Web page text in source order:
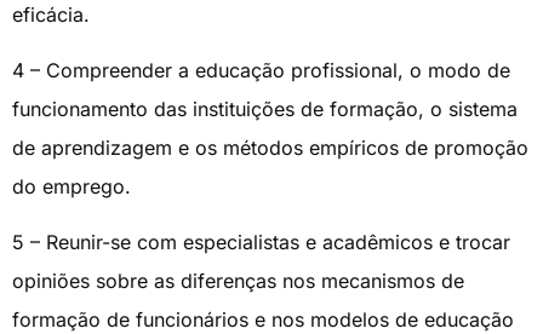
eficácia.
4 – Compreender a educação profissional, o modo de
funcionamento das instituições de formação, o sistema
de aprendizagem e os métodos empíricos de promoção
do emprego.
5 – Reunir-se com especialistas e acadêmicos e trocar
opiniões sobre as diferenças nos mecanismos de
formação de funcionários e nos modelos de educação